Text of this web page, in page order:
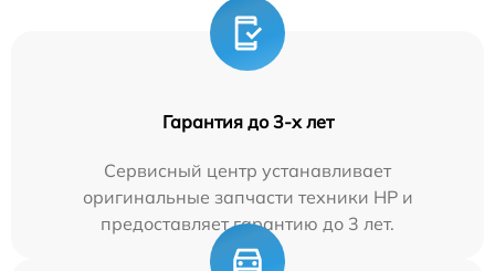
Гарантия до 3-х лет
Сервисный центр устанавливает
оригинальные запчасти техники HP и
предоставляет гарантию до 3 лет.